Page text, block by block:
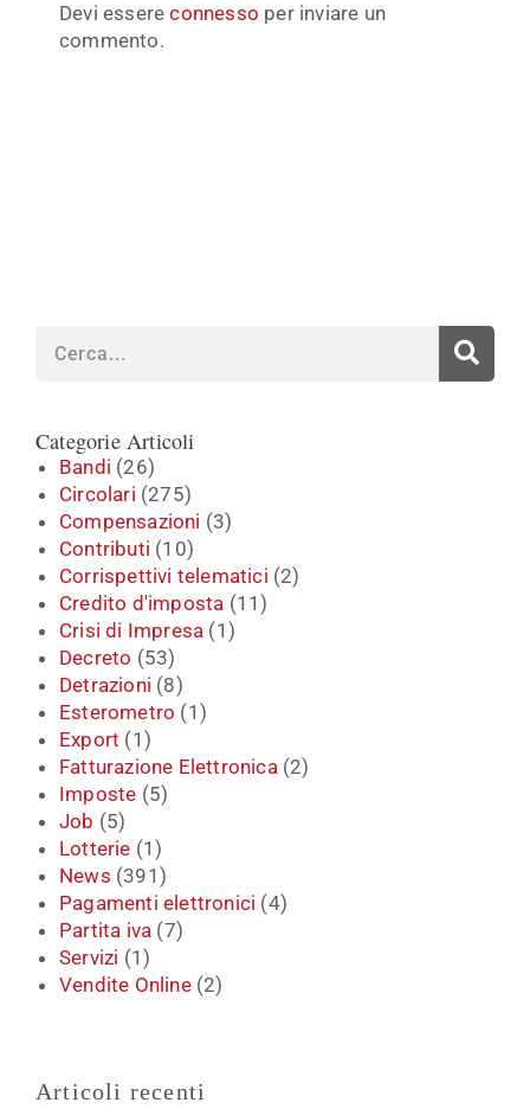
Devi essereconnesso per inviare un
commento.
Categorie Articoli
Bandi (26)
Circolari (275)
Compensazioni (3)
Contributi (10)
Corrispettivi telematici (2)
Credito d'imposta (11)
Crisi di Impresa (1)
Decreto (53)
Detrazioni (8)
Esterometro (1)
Export (1)
Fatturazione Elettronica(2)
Imposte (5)
Job (5)
Lotterie (1)
News (391)
Pagamenti elettronici (4)
Partita iva (7)
Servizi (1)
Vendite Online(2)
Articoli recenti